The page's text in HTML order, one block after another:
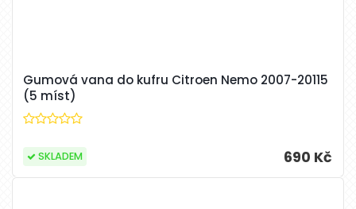
Gumová vana do kufru Citroen Nemo 2007-20115
(5 míst)
690 Kč
SKLADEM